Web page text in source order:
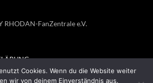
RHODAN-FanZentrale e.V.
Cookies. Wenn du die Website weiter
wir von deinem Einverständnis aus.